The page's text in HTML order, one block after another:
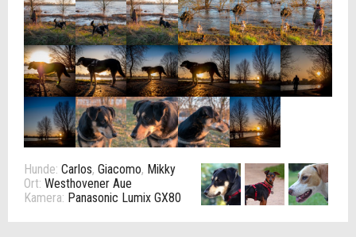
Hunde: Carlos, Giacomo, Mikky
Ort: Westhovener Aue
Kamera: Panasonic Lumix GX80